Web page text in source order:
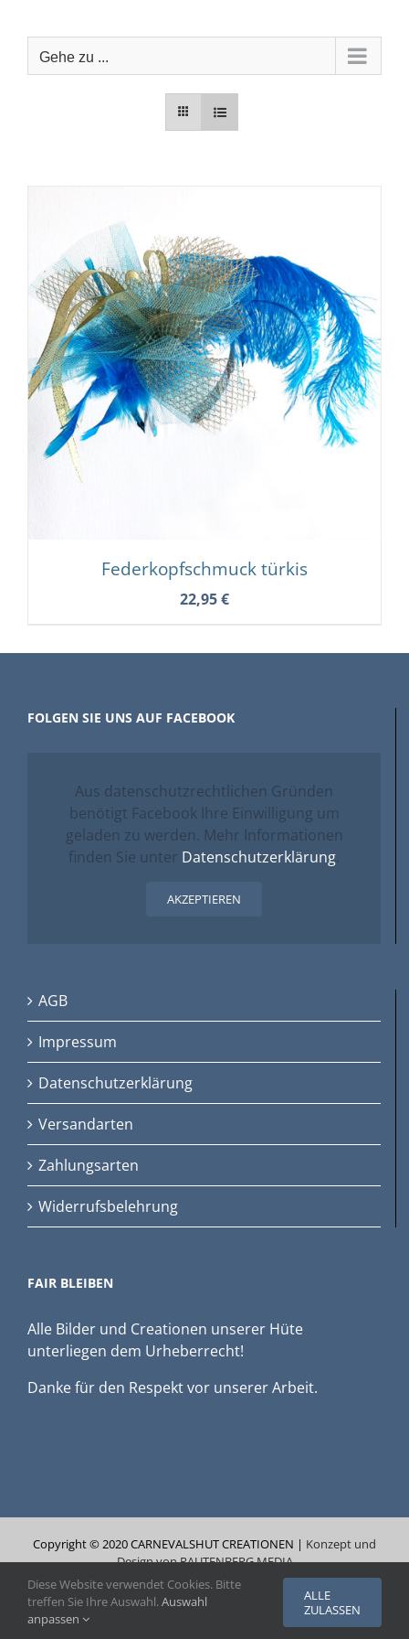
Inhalt
springenGehe zu ...
Federkopfschmuck türkis
22,95€
FOLGEN SIE UNS AUF FACEBOOK
Aus datenschutzrechtlichen Gründen
benötigt Facebook Ihre Einwilligung um
geladen zu werden. Mehr Informationen
finden Sie unter Datenschutzerklärung.
AKZEPTIEREN
AGB
Impressum
Datenschutzerklärung
Versandarten
Zahlungsarten
Widerrufsbelehrung
FAIR BLEIBEN
Alle Bilder und Creationen unserer Hüte
unterliegen dem Urheberrecht!
Danke für den Respekt vor unserer Arbeit.
Copyright © 2020 CARNEVALSHUT CREATIONEN | Konzept und
Design von RAUTENBERG MEDIA
Alle Preise inkl. der gesetzlichen MwSt.
Diese Website verwendet Cookies. Bitte
treffen Sie Ihre Auswahl.Auswahl
anpassen
ALLE
ZULASSEN